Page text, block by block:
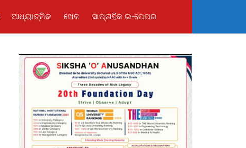
ଆଧ୍ୟାତ୍ମିକ ଖେଳ ସାପ୍ତାହିକ ଇ-ପେପର